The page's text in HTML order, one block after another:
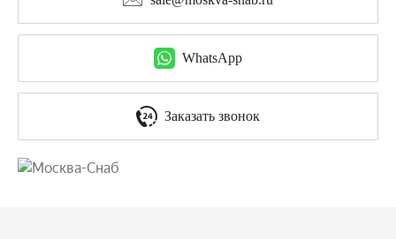
WhatsApp
Заказать звонок